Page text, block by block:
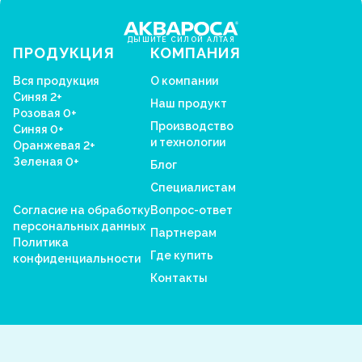
ДЫШИТЕ СИЛОЙ АЛТАЯ
ПРОДУКЦИЯ
Вся продукция
Синяя 2+
Розовая 0+
Синяя 0+
Оранжевая 2+
Зеленая 0+
Согласие на обработку
персональных данных
Политика
конфиденциальности
КОМПАНИЯ
О компании
Наш продукт
Производство
и технологии
Блог
Специалистам
Вопрос-ответ
Партнерам
Где купить
Контакты